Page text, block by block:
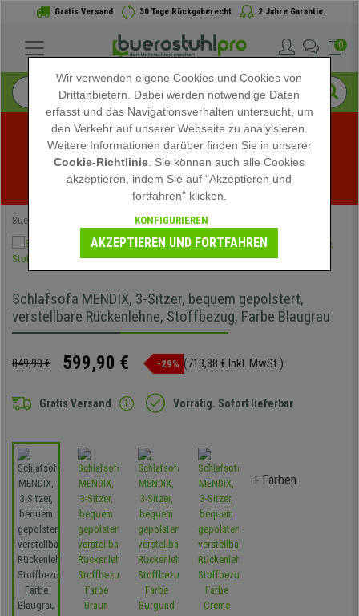
Gratis Versand 30 Tage Rückgaberecht 2 Jahre Garantie
0
Sommerschlussverkauf bei buerostuhlpro! Exklusive
Rabatte für kurze Zeit - Aktion ansehen -
Buerostuhlpro
Schlafsofa MENDIX, 3-Sitzer, bequem gepolstert,
verstellbare Rückenlehne, Stoffbezug, Farbe Blaugrau
849,90 € 599,90 € -29% (713,88 € Inkl. MwSt.)
Gratis Versand Vorrätig. Sofort lieferbar
+ Farben
Wir verwenden eigene Cookies und Cookies von
Drittanbietern. Dabei werden notwendige Daten
erfasst und das Navigationsverhalten untersucht, um
den Verkehr auf unserer Webseite zu analylsieren.
Weitere Informationen darüber finden Sie in unserer
Cookie-Richtlinie . Sie können auch alle Cookies
akzeptieren, indem Sie auf "Akzeptieren und
fortfahren" klicken.
KONFIGURIEREN
AKZEPTIEREN UND FORTFAHREN